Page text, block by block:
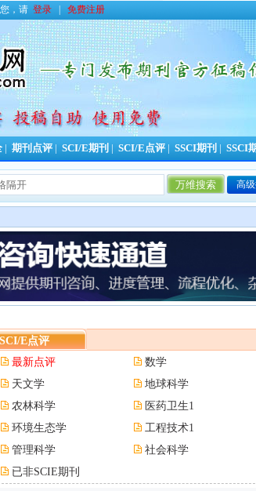
，请 登录 免费注册
期刊点评 SCI/E期刊 SCI/E点评 SSCI期刊 SSCI
高
今日更新期刊信息98 条，
SCI/E点评
最新点评
数学
天文学
地球科学
农林科学
医药卫生1
环境生态学
工程技术1
管理科学
社会科学
已非SCIE期刊